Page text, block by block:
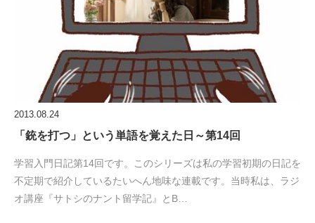
2013.08.24
「銃を打つ」という単語を覚えた日～第14回
学習入門日記第14回です。このシリーズは私の学習初期の日記を
不定期で紹介しているたいへん地味な連載です。当時私は、ラジ
オ講座『サトシのナント留学記』とB…